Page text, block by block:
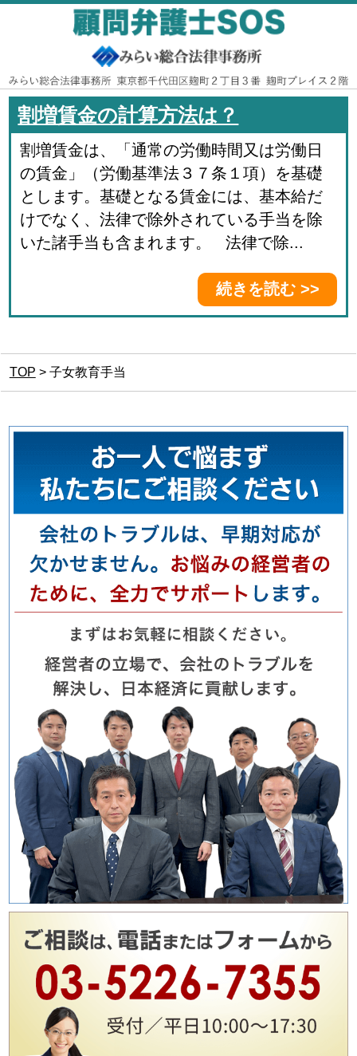
割増賃金の計算方法は？
割増賃金は、「通常の労働時間又は労働日
の賃金」（労働基準法３７条１項）を基礎
とします。基礎となる賃金には、基本給だ
けでなく、法律で除外されている手当を除
いた諸手当も含まれます。 法律で除...
続きを読む >>
TOP > 子女教育手当